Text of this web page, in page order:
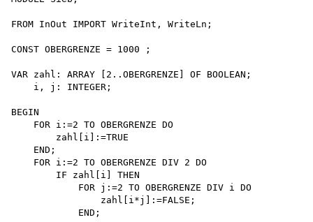
FROM InOut IMPORT WriteInt, WriteLn;
CONST OBERGRENZE = 1000 ;
VAR zahl: ARRAY [2..OBERGRENZE] OF BOOLEAN;
    i, j: INTEGER;
BEGIN
    FOR i:=2 TO OBERGRENZE DO
        zahl[i]:=TRUE
    END;
    FOR i:=2 TO OBERGRENZE DIV 2 DO
        IF zahl[i] THEN
            FOR j:=2 TO OBERGRENZE DIV i DO
                zahl[i*j]:=FALSE;
            END;